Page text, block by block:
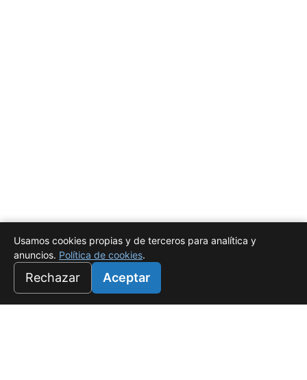
Usamos cookies propias y de terceros para analítica y
anuncios. Política de cookies.
Rechazar Aceptar